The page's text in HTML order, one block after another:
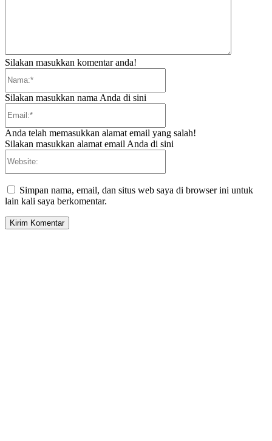
Silakan masukkan komentar anda!
Silakan masukkan nama Anda di sini
Anda telah memasukkan alamat email yang salah!
Silakan masukkan alamat email Anda di sini
Simpan nama, email, dan situs web saya di browser ini untuk
lain kali saya berkomentar.